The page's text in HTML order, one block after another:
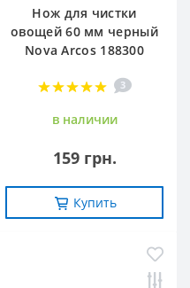
Нож для чистки
овощей 60 мм черный
Nova Arcos 188300
3
в наличии
159 грн.
Купить